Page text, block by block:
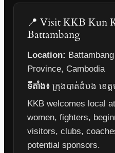
📍 Visit KKB Kun
Battambang
Location:
Province, Cambodia
ទីតាំង៖ ក្រុងបាត់ដំបង ខេត្
KKB welcomes local
women, fighters,
visitors, clubs,
potential sponsors.